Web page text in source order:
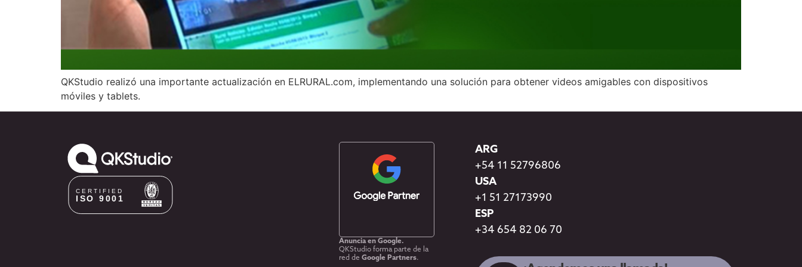
QKStudio realizó una importante actualización en ELRURAL.com, implementando una solución para obtener videos amigables con dispositivos
móviles y tablets.
Anuncia en Google.
QKStudio forma parte de la
red de Google Partners.
ARG
+54 11 52796806
USA
+1 51 27173990
ESP
+34 654 82 06 70